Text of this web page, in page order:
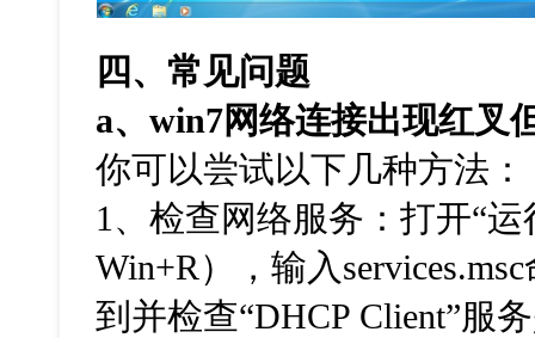
四、常见问题
a、win7网络连接出现红叉
你可以尝试以下几种方法：
1、检查网络服务：打开“
Win+R），输入
到并检查“DHCP Client”服